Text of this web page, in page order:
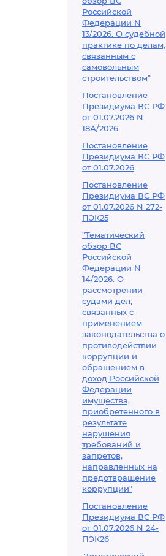
Российской
Федерации N
13/2026. О судебной
практике по делам,
связанным с
самовольным
строительством"
Постановление
Президиума ВС РФ
от 01.07.2026 N
18А/2026
Постановление
Президиума ВС РФ
от 01.07.2026
Постановление
Президиума ВС РФ
от 01.07.2026 N 272-
ПЭК25
"Тематический
обзор ВС
Российской
Федерации N
14/2026. О
рассмотрении
судами дел,
связанных с
применением
законодательства о
противодействии
коррупции и
обращением в
доход Российской
Федерации
имущества,
приобретенного в
результате
нарушения
требований и
запретов,
направленных на
предотвращение
коррупции"
Постановление
Президиума ВС РФ
от 01.07.2026 N 24-
ПЭК26